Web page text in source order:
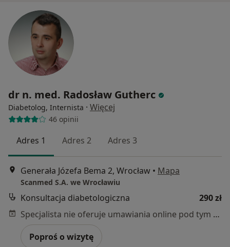
dr n. med. Radosław Gutherc
Diabetolog, Internista · Więcej
46 opinii
Adres 1 Adres 2 Adres 3
Generała Józefa Bema 2, Wrocław • Mapa
Scanmed S.A. we Wrocławiu
Konsultacja diabetologiczna
290 zł
Specjalista nie oferuje umawiania online pod tym adresem.
Poproś o wizytę